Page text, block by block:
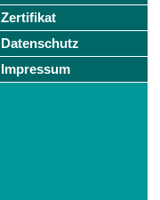
Zertifikat
Datenschutz
Impressum